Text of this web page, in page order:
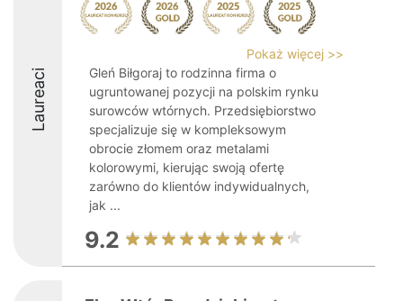
Laureaci
Pokaż więcej >>
Gleń Biłgoraj to rodzinna firma o
ugruntowanej pozycji na polskim rynku
surowców wtórnych. Przedsiębiorstwo
specjalizuje się w kompleksowym
obrocie złomem oraz metalami
kolorowymi, kierując swoją ofertę
zarówno do klientów indywidualnych,
jak ...
9.2